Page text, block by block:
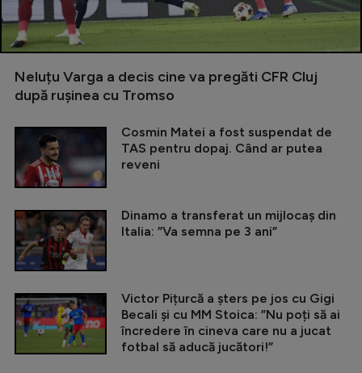
Neluțu Varga a decis cine va pregăti CFR Cluj
după rușinea cu Tromso
Cosmin Matei a fost suspendat de
TAS pentru dopaj. Când ar putea
reveni
Dinamo a transferat un mijlocaș din
Italia: ”Va semna pe 3 ani”
Victor Pițurcă a șters pe jos cu Gigi
Becali și cu MM Stoica: ”Nu poți să ai
încredere în cineva care nu a jucat
fotbal să aducă jucători!”